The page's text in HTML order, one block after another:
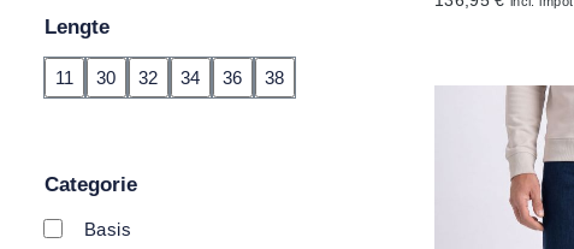
Lengte
11 30 32 34 36 38
Categorie
Basis